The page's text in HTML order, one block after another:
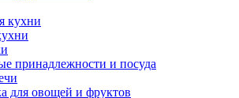
принадлежности и посуда
для овощей и фруктов